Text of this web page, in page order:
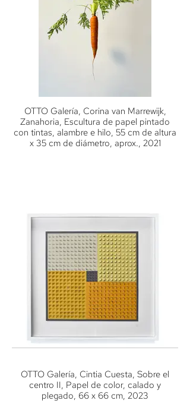
OTTO Galería, Corina van Marrewijk,
Zanahoria, Escultura de papel pintado
con tintas, alambre e hilo, 55 cm de altura
x 35 cm de diámetro, aprox., 2021
OTTO Galería, Cintia Cuesta, Sobre el
centro II, Papel de color, calado y
plegado, 66 x 66 cm, 2023